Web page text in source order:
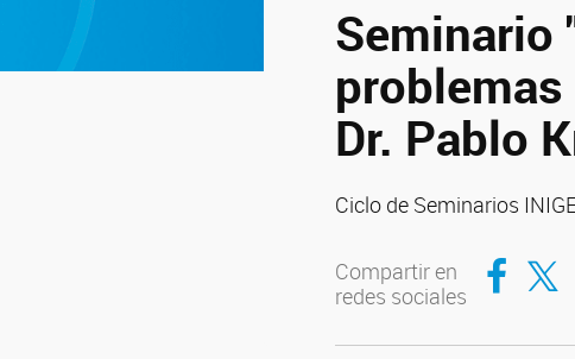
Seminario
Dr. Pablo
Ciclo de Seminarios
Compartir en
redes sociales
Compartir en